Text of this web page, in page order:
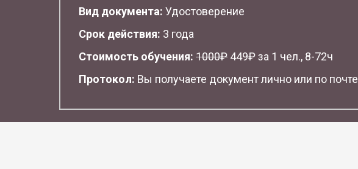
Вид документа: Удостоверение
Срок действия: 3 года
Стоимость обучения: 1000₽ 449₽ за 1 чел., 8-72ч
Протокол: Вы получаете документ лично или по почте